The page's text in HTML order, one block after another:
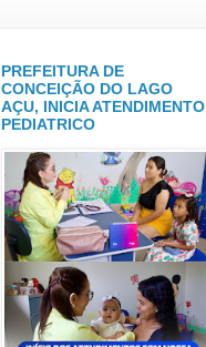
PREFEITURA DE
CONCEIÇÃO DO LAGO
AÇU, INICIA ATENDIMENTO
PEDIATRICO